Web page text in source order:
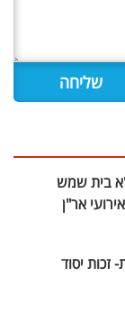
בית שמש
אר"ן
זכות יסוד